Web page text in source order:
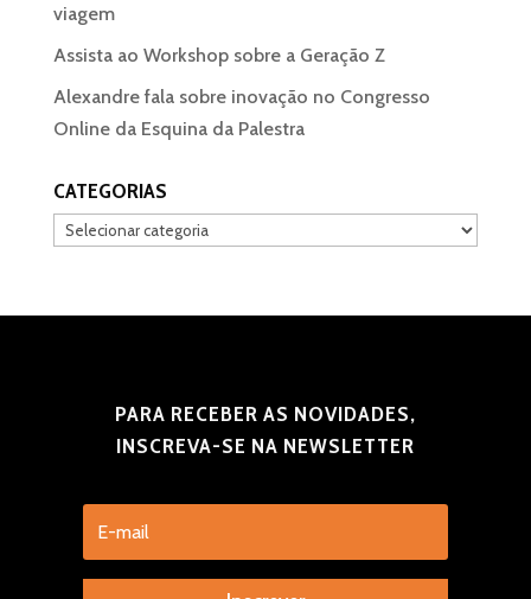
viagem
Assista ao Workshop sobre a Geração Z
Alexandre fala sobre inovação no Congresso
Online da Esquina da Palestra
CATEGORIAS
Categorias
PARA RECEBER AS NOVIDADES,
INSCREVA-SE NA NEWSLETTER